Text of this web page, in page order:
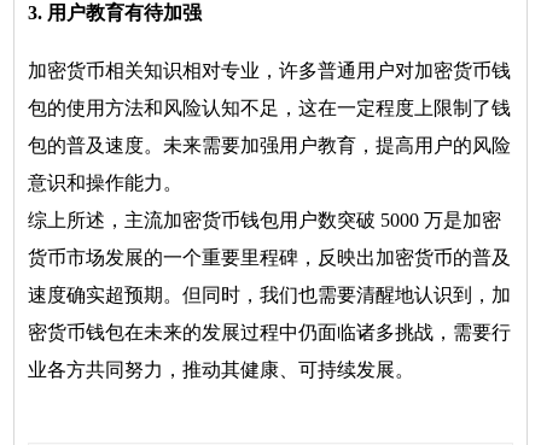
3. 用户教育有待加强
加密货币相关知识相对专业，许多普通用户对加密货币钱
包的使用方法和风险认知不足，这在一定程度上限制了钱
包的普及速度。未来需要加强用户教育，提高用户的风险
意识和操作能力。
综上所述，主流加密货币钱包用户数突破 5000 万是加密
货币市场发展的一个重要里程碑，反映出加密货币的普及
速度确实超预期。但同时，我们也需要清醒地认识到，加
密货币钱包在未来的发展过程中仍面临诸多挑战，需要行
业各方共同努力，推动其健康、可持续发展。